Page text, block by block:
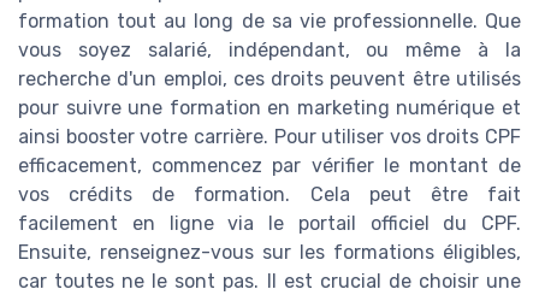
formation tout au long de sa vie professionnelle. Que
vous soyez salarié, indépendant, ou même à la
recherche d'un emploi, ces droits peuvent être utilisés
pour suivre une formation en marketing numérique et
ainsi booster votre carrière. Pour utiliser vos droits CPF
efficacement, commencez par vérifier le montant de
vos crédits de formation. Cela peut être fait
facilement en ligne via le portail officiel du CPF.
Ensuite, renseignez-vous sur les formations éligibles,
car toutes ne le sont pas. Il est crucial de choisir une